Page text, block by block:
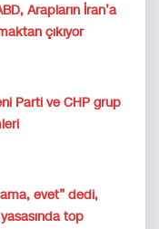
Arapların İran’a
çıkıyor
Parti ve CHP grup
evet” dedi,
top